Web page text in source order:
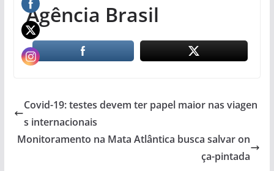
Agência Brasil
Covid-19: testes devem ter papel maior nas viagen
s internacionais
Monitoramento na Mata Atlântica busca salvar on
ça-pintada